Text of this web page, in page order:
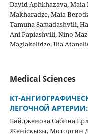
David Aphkhazava, Maia
Makharadze, Maia
Tamuna Samadashvili,
Ani Papiashvili, Nino
Maglakelidze, Ilia
Medical Sciences
КТ-
ЛЕГОЧНОЙ
Байдженова Сабина
Женісқызы, Моторгин